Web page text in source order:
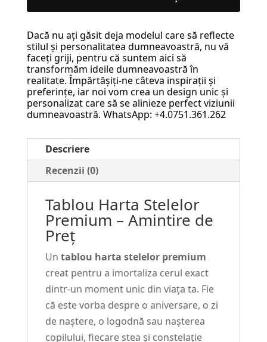
–
Amintire
de
Preț
#18
Dacă nu ați găsit deja modelul care să reflecte
stilul și personalitatea dumneavoastră, nu vă
faceți griji, pentru că suntem aici să
transformăm ideile dumneavoastră în
realitate. Împărtășiți-ne câteva inspirații și
preferințe, iar noi vom crea un design unic și
personalizat care să se alinieze perfect viziunii
dumneavoastră. WhatsApp: +4.0751.361.262
Descriere
Recenzii (0)
Tablou Harta Stelelor
Premium – Amintire de
Preț
Un tablou harta stelelor premium
creat pentru a imortaliza cerul exact
dintr-un moment unic din viața ta. Fie
că este vorba despre o aniversare, o zi
de naștere, o logodnă sau nașterea
copilului, fiecare stea și constelație